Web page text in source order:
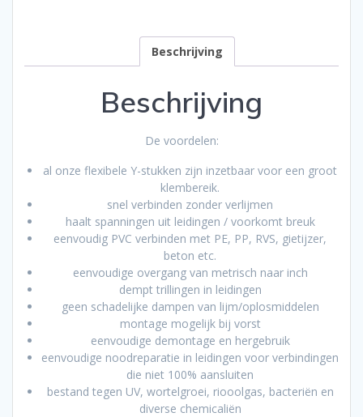
Beschrijving
Beschrijving
De voordelen:
al onze flexibele Y-stukken zijn inzetbaar voor een groot
klembereik.
snel verbinden zonder verlijmen
haalt spanningen uit leidingen / voorkomt breuk
eenvoudig PVC verbinden met PE, PP, RVS, gietijzer,
beton etc.
eenvoudige overgang van metrisch naar inch
dempt trillingen in leidingen
geen schadelijke dampen van lijm/oplosmiddelen
montage mogelijk bij vorst
eenvoudige demontage en hergebruik
eenvoudige noodreparatie in leidingen voor verbindingen
die niet 100% aansluiten
bestand tegen UV, wortelgroei, riooolgas, bacteriën en
diverse chemicaliën